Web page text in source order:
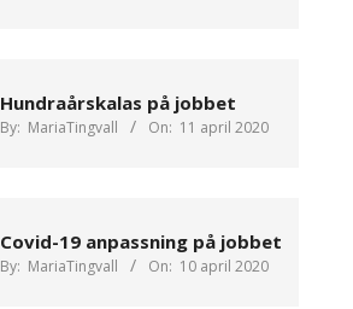
Hundraårskalas på jobbet
By: MariaTingvall On: 11 april 2020
Covid-19 anpassning på jobbet
By: MariaTingvall On: 10 april 2020